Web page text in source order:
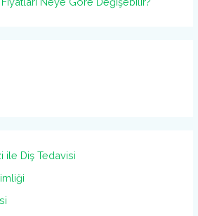
ile Diş Tedavisi